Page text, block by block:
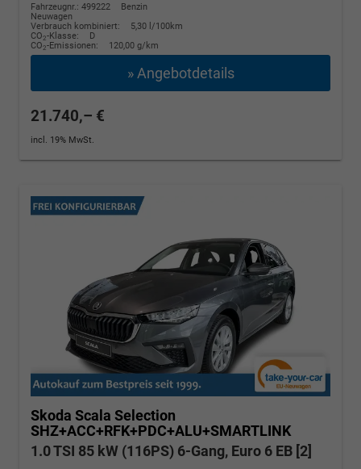
Fahrzeugnr.: 499222
Benzin
Neuwagen
Verbrauch kombiniert:
5,30 l/100km
CO2-Klasse:
D
CO2-Emissionen: 120,00 g/km
» Angebotdetails
21.740,– €
incl. 19% MwSt.
Skoda Scala Selection
SHZ+ACC+RFK+PDC+ALU+SMARTLINK
1.0 TSI 85 kW (116PS) 6-Gang, Euro 6 EB [2]